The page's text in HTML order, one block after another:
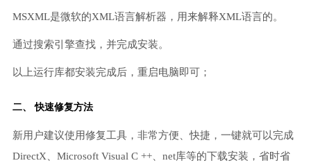
MSXML是微软的XML语言解析器，用来解释XML语言的。
通过搜索引擎查找，并完成安装。
以上运行库都安装完成后，重启电脑即可；
二、 快速修复方法
新用户建议使用修复工具，非常方便、快捷，一键就可以完成
DirectX、Microsoft Visual C ++、net库等的下载安装，省时省